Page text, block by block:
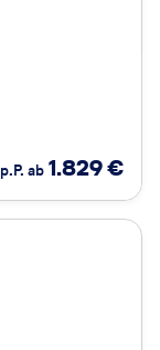
p.P. ab 1.829€